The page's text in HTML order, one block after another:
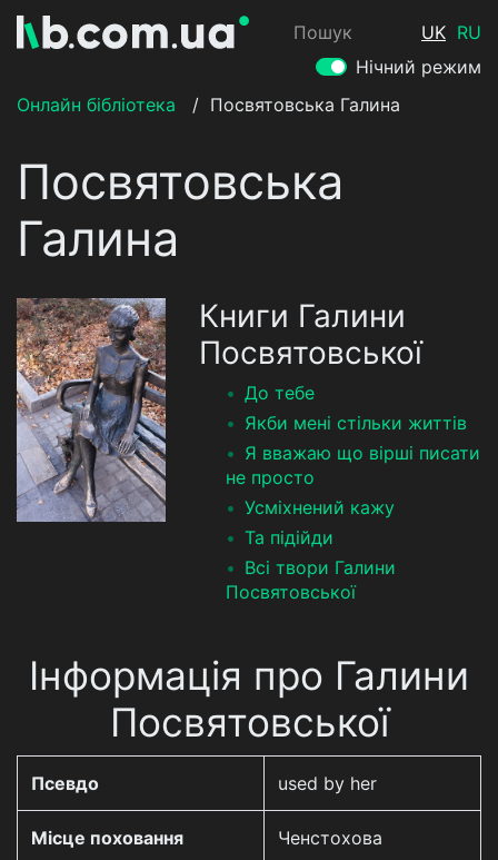
Пошук UK RU
Нічний режим
Онлайн бібліотека
/ Посвятовська Галина
Посвятовська
Галина
Книги Галини
Посвятовської
До тебе
Якби мені стільки життів
Я вважаю що вірші писати
не просто
Усміхнений кажу
Та підійди
Всі твори Галини
Посвятовської
Інформація про Галини
Посвятовської
Псевдо used by her
Місце поховання Ченстохова